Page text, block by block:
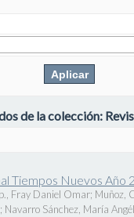
de la colección:
Tiempos Nuevos Año
Fray Daniel Omar; Muñoz,
; Navarro Sánchez, María